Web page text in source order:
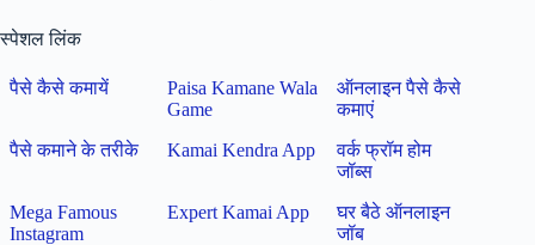
स्पेशल लिंक
पैसे कैसे कमायें
Paisa Kamane Wala
Game
ऑनलाइन पैसे कैसे
कमाएं
पैसे कमाने के तरीके
Kamai Kendra App
वर्क फ्रॉम होम
जॉब्स
Mega Famous
Instagram
Expert Kamai App
घर बैठे ऑनलाइन
जॉब